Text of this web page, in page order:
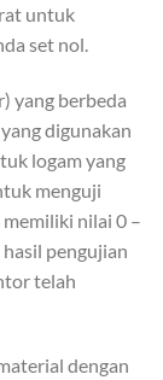
untuk
set nol.
yang berbeda
digunakan
logam yang
menguji
memiliki nilai 0 –
pengujian
telah
dengan